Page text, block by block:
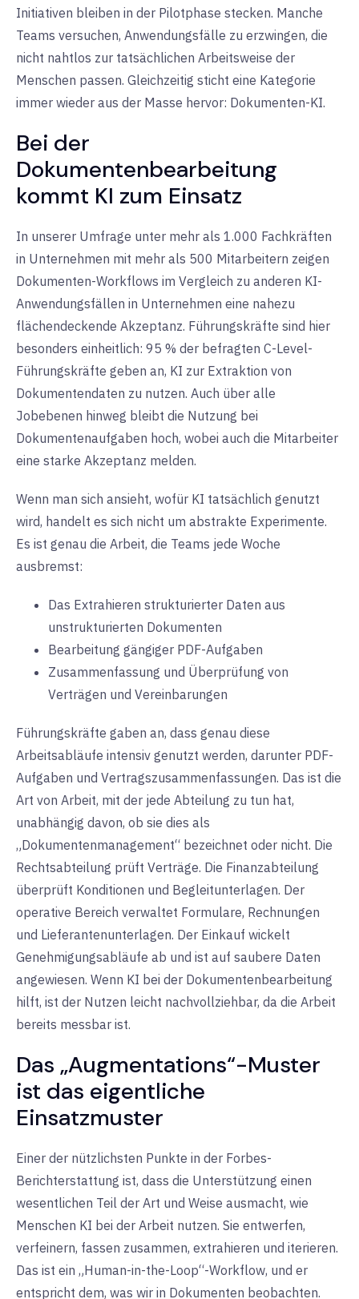
Initiativen bleiben in der Pilotphase stecken. Manche
Teams versuchen, Anwendungsfälle zu erzwingen, die
nicht nahtlos zur tatsächlichen Arbeitsweise der
Menschen passen. Gleichzeitig sticht eine Kategorie
immer wieder aus der Masse hervor: Dokumenten-KI.
Bei der
Dokumentenbearbeitung
kommt KI zum Einsatz
In unserer Umfrage unter mehr als 1.000 Fachkräften
in Unternehmen mit mehr als 500 Mitarbeitern zeigen
Dokumenten-Workflows im Vergleich zu anderen KI-
Anwendungsfällen in Unternehmen eine nahezu
flächendeckende Akzeptanz. Führungskräfte sind hier
besonders einheitlich: 95 % der befragten C-Level-
Führungskräfte geben an, KI zur Extraktion von
Dokumentendaten zu nutzen. Auch über alle
Jobebenen hinweg bleibt die Nutzung bei
Dokumentenaufgaben hoch, wobei auch die Mitarbeiter
eine starke Akzeptanz melden.
Wenn man sich ansieht, wofür KI tatsächlich genutzt
wird, handelt es sich nicht um abstrakte Experimente.
Es ist genau die Arbeit, die Teams jede Woche
ausbremst:
Das Extrahieren strukturierter Daten aus
unstrukturierten Dokumenten
Bearbeitung gängiger PDF-Aufgaben
Zusammenfassung und Überprüfung von
Verträgen und Vereinbarungen
Führungskräfte gaben an, dass genau diese
Arbeitsabläufe intensiv genutzt werden, darunter PDF-
Aufgaben und Vertragszusammenfassungen. Das ist die
Art von Arbeit, mit der jede Abteilung zu tun hat,
unabhängig davon, ob sie dies als
„Dokumentenmanagement“ bezeichnet oder nicht. Die
Rechtsabteilung prüft Verträge. Die Finanzabteilung
überprüft Konditionen und Begleitunterlagen. Der
operative Bereich verwaltet Formulare, Rechnungen
und Lieferantenunterlagen. Der Einkauf wickelt
Genehmigungsabläufe ab und ist auf saubere Daten
angewiesen. Wenn KI bei der Dokumentenbearbeitung
hilft, ist der Nutzen leicht nachvollziehbar, da die Arbeit
bereits messbar ist.
Das „Augmentations“-Muster
ist das eigentliche
Einsatzmuster
Einer der nützlichsten Punkte in der Forbes-
Berichterstattung ist, dass die Unterstützung einen
wesentlichen Teil der Art und Weise ausmacht, wie
Menschen KI bei der Arbeit nutzen. Sie entwerfen,
verfeinern, fassen zusammen, extrahieren und iterieren.
Das ist ein „Human-in-the-Loop“-Workflow, und er
entspricht dem, was wir in Dokumenten beobachten.